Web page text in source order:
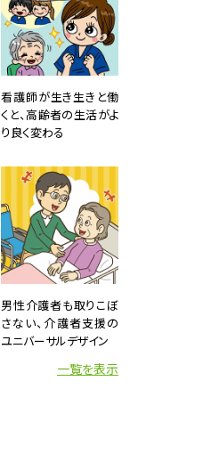
看護師が生き生きと働
くと、高齢者の生活がよ
り良く変わる
男性介護者も取りこぼ
さない、介護者支援の
ユニバーサルデザイン
一覧を表示